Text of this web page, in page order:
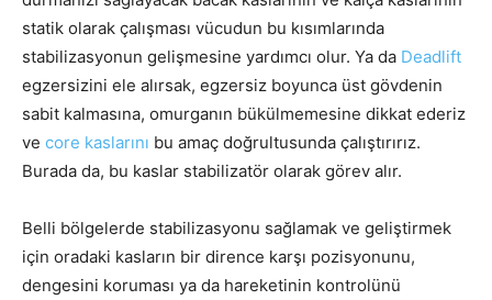
statik olarak çalışması vücudun bu kısımlarında
stabilizasyonun gelişmesine yardımcı olur. Ya da Deadlift
egzersizini ele alırsak, egzersiz boyunca üst gövdenin
sabit kalmasına, omurganın bükülmemesine dikkat ederiz
ve core kaslarını bu amaç doğrultusunda çalıştırırız.
Burada da, bu kaslar stabilizatör olarak görev alır.
Belli bölgelerde stabilizasyonu sağlamak ve geliştirmek
için oradaki kasların bir dirence karşı pozisyonunu,
dengesini koruması ya da hareketinin kontrolünü